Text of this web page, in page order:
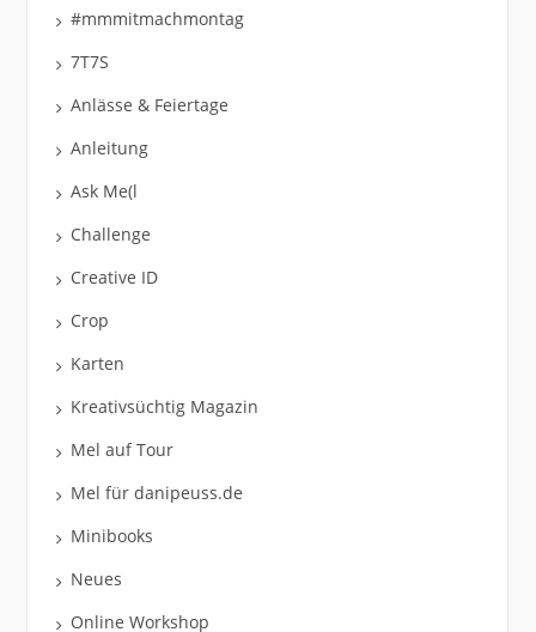
#mmmitmachmontag
7T7S
Anlässe & Feiertage
Anleitung
Ask Me(l
Challenge
Creative ID
Crop
Karten
Kreativsüchtig Magazin
Mel auf Tour
Mel für danipeuss.de
Minibooks
Neues
Online Workshop